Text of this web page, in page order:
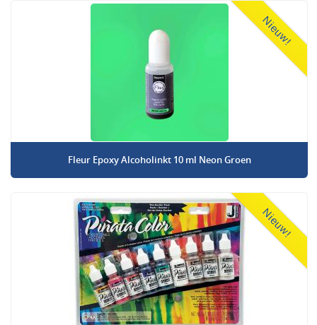
Nieuw!
Fleur Epoxy Alcoholinkt 10 ml Neon Groen
Nieuw!